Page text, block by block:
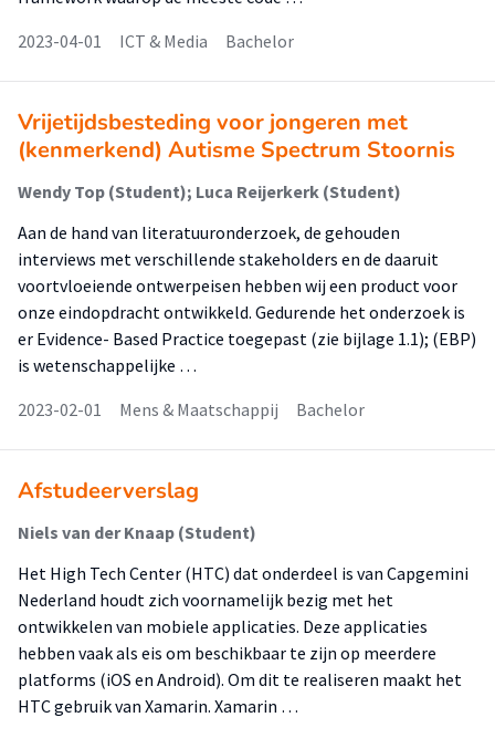
2023-04-01
ICT & Media Bachelor
Vrijetijdsbesteding voor jongeren met
(kenmerkend) Autisme Spectrum Stoornis
Wendy Top (Student); Luca Reijerkerk (Student)
Aan de hand van literatuuronderzoek, de gehouden
interviews met verschillende stakeholders en de daaruit
voortvloeiende ontwerpeisen hebben wij een product voor
onze eindopdracht ontwikkeld. Gedurende het onderzoek is
er Evidence- Based Practice toegepast (zie bijlage 1.1); (EBP)
is wetenschappelijke …
2023-02-01
Mens & Maatschappij Bachelor
Afstudeerverslag
Niels van der Knaap (Student)
Het High Tech Center (HTC) dat onderdeel is van Capgemini
Nederland houdt zich voornamelijk bezig met het
ontwikkelen van mobiele applicaties. Deze applicaties
hebben vaak als eis om beschikbaar te zijn op meerdere
platforms (iOS en Android). Om dit te realiseren maakt het
HTC gebruik van Xamarin. Xamarin …